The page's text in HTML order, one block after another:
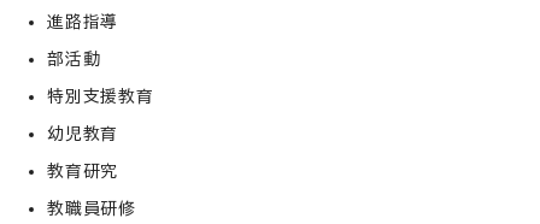
進路指導
部活動
特別支援教育
幼児教育
教育研究
教職員研修